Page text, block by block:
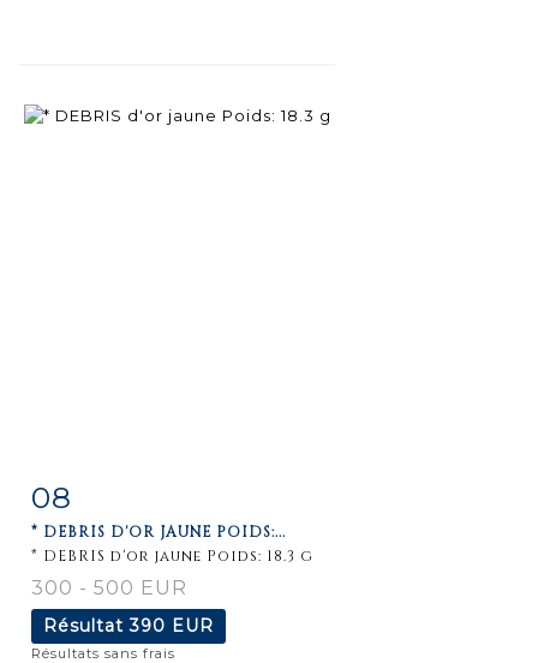
détaillée
08
* DEBRIS D'OR JAUNE POIDS:...
* DEBRIS d'or jaune Poids: 18.3 g
300 - 500 EUR
Résultat390 EUR
Résultats sans frais